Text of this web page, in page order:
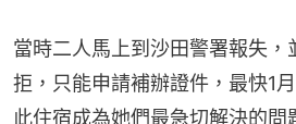
當時二人馬上到沙田警署報失，
拒，只能申請補辦證件，最快1
此住宿成為她們最急切解決的問